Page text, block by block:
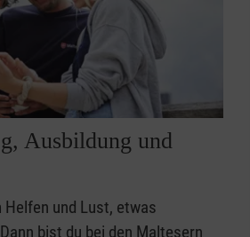
Ausbildung und
Helfen und Lust, etwas
bist du bei den Maltesern